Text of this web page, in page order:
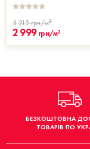
3 215грн/м2
2 999 грн/м2
БЕЗКОШТОВНА
ТОВАРІВ ПО